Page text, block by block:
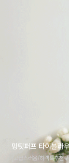
밍팃퍼프 타이블라
[고급스러움/하객룩추천